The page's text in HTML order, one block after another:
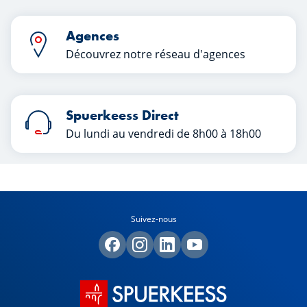
manquer de rien.
Agences
Découvrez notre réseau d'agences
Spuerkeess Direct
Du lundi au vendredi de 8h00 à 18h00
Suivez-nous